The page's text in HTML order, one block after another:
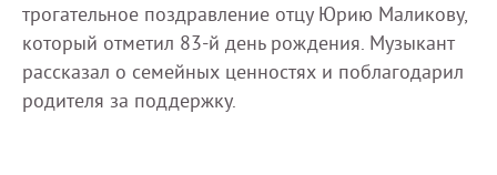
трогательное поздравление отцу Юрию Маликову,
который отметил 83-й день рождения. Музыкант
рассказал о семейных ценностях и поблагодарил
родителя за поддержку.